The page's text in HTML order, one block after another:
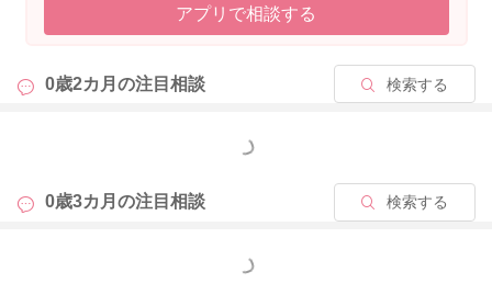
られる時には、綿棒浣腸をしてあげてみてください。
ガス抜きになることで、お腹の張りが解消されて、哺乳量が変
どうぞよろしくお願いします。
アプリで相談する
0歳2カ月の注目相談 検索する
もっと見る
0歳3カ月の注目相談 検索する
もっと見る